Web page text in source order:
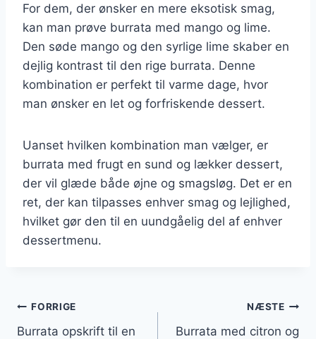
For dem, der ønsker en mere eksotisk smag,
kan man prøve burrata med mango og lime.
Den søde mango og den syrlige lime skaber en
dejlig kontrast til den rige burrata. Denne
kombination er perfekt til varme dage, hvor
man ønsker en let og forfriskende dessert.
Uanset hvilken kombination man vælger, er
burrata med frugt en sund og lækker dessert,
der vil glæde både øjne og smagsløg. Det er en
ret, der kan tilpasses enhver smag og lejlighed,
hvilket gør den til en uundgåelig del af enhver
dessertmenu.
Indlægsnavigation
FORRIGE
Burrata opskrift til en
NÆSTE
Burrata med citron og